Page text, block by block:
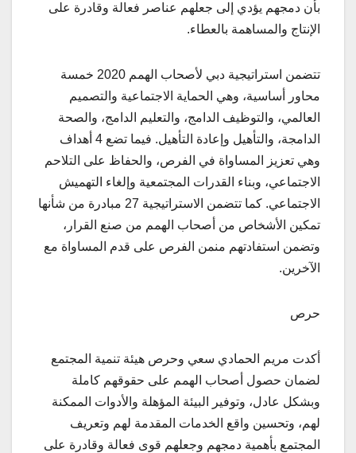
بأن دمجهم يؤدي إلى جعلهم عناصر فعالة وقادرة على
الإنتاج والمساهمة بالعطاء.
تتضمن استراتيجية دبي لأصحاب الهمم 2020 خمسة
محاور أساسية، وهي الحماية الاجتماعية والتصميم
العالمي، والتوظيف الدامج، والتعليم الدامج، والصحة
الدامجة، والتأهيل وإعادة التأهيل. فيما تضع 4 أهداف
وهي تعزيز المساواة في الفرص، والحفاظ على التلاحم
الاجتماعي، وبناء القدرات المجتمعية وإلغاء التهميش
الاجتماعي. كما تتضمن الاستراتيجية 27 مبادرة من شأنها
تمكين الأشخاص من أصحاب الهمم من صنع القرار،
وتضمن استفادتهم منمن الفرص على قدم المساواة مع
الآخرين.
حرص
أكدت مريم الحمادي سعي وحرص هيئة تنمية المجتمع
لضمان حصول أصحاب الهمم على حقوقهم كاملة
وبشكل عادل، وتوفير البيئة المؤهلة والأدوات الممكنة
لهم، وتحسين واقع الخدمات المقدمة لهم وتعريف
المجتمع بأهمية دمجهم وجعلهم قوى فعالة وقادرة على